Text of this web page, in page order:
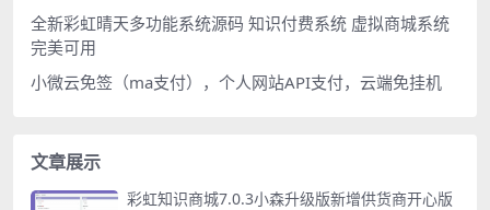
全新彩虹晴天多功能系统源码 知识付费系统 虚拟商城系统
完美可用
小微云免签（ma支付），个人网站API支付，云端免挂机
文章展示
彩虹知识商城7.0.3小森升级版新增供货商开心版